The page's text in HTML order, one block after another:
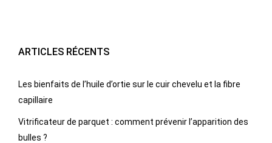
ARTICLES RÉCENTS
Les bienfaits de l’huile d’ortie sur le cuir chevelu et la fibre
capillaire
Vitrificateur de parquet : comment prévenir l’apparition des
bulles ?